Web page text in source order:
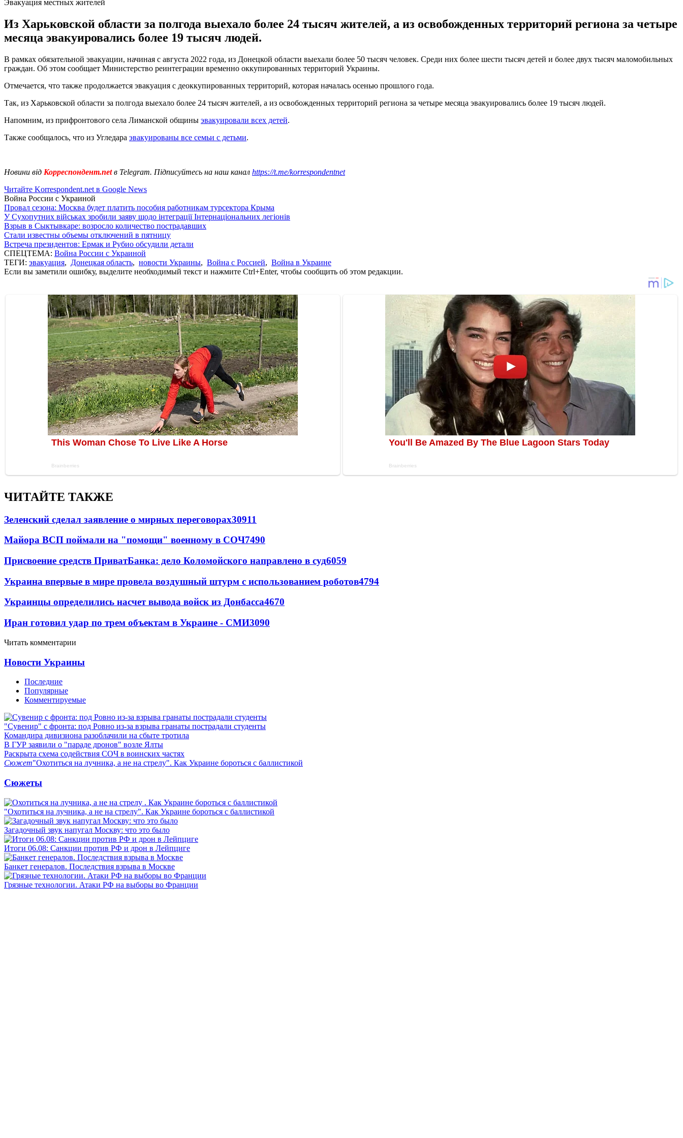
Эвакуация местных жителей
Из Харьковской области за полгода выехало более 24 тысяч жителей, а из освобожденных территорий региона за четыре
месяца эвакуировались более 19 тысяч людей.
В рамках обязательной эвакуации, начиная с августа 2022 года, из Донецкой области выехали более 50 тысяч человек. Среди них более шести тысяч детей и более двух тысяч маломобильных
граждан. Об этом сообщает Министерство реинтеграции временно оккупированных территорий Украины.
Отмечается, что также продолжается эвакуация с деоккупированных территорий, которая началась осенью прошлого года.
Так, из Харьковской области за полгода выехало более 24 тысяч жителей, а из освобожденных территорий региона за четыре месяца эвакуировались более 19 тысяч людей.
Напомним, из прифронтового села Лиманской общины эвакуировали всех детей.
Также сообщалось, что из Угледара эвакуированы все семьи с детьми.
Новини від Корреспондент.netв Telegram. Підписуйтесь на наш канал https://t.me/korrespondentnet
Читайте Korrespondent.net в Google News
Война России с Украиной
Провал сезона: Москва будет платить пособия работникам турсектора Крыма
У Сухопутних військах зробили заяву щодо інтеграції Інтернаціональних легіонів
Взрыв в Сыктывкаре: возросло количество пострадавших
Стали известны объемы отключений в пятницу
Встреча президентов: Ермак и Рубио обсудили детали
СПЕЦТЕМА: Война России с Украиной
ТЕГИ: эвакуация, Донецкая область, новости Украины, Война с Россией, Война в Украине
Если вы заметили ошибку, выделите необходимый текст и нажмите Ctrl+Enter, чтобы сообщить об этом редакции.
ЧИТАЙТЕ ТАКЖЕ
Зеленский сделал заявление о мирных переговорах30911
Майора ВСП поймали на "помощи" военному в СОЧ7490
Присвоение средств ПриватБанка: дело Коломойского направлено в суд6059
Украина впервые в мире провела воздушный штурм с использованием роботов4794
Украинцы определились насчет вывода войск из Донбасса4670
Иран готовил удар по трем объектам в Украине - СМИ3090
Читать комментарии
Новости Украины
Последние
Популярные
Комментируемые
"Сувенир" с фронта: под Ровно из-за взрыва гранаты пострадали студенты
Командира дивизиона разоблачили на сбыте тротила
В ГУР заявили о "параде дронов" возле Ялты
Раскрыта схема содействия СОЧ в воинских частях
Сюжет"Охотиться на лучника, а не на стрелу". Как Украине бороться с баллистикой
Сюжеты
"Охотиться на лучника, а не на стрелу". Как Украине бороться с баллистикой
Загадочный звук напугал Москву: что это было
Итоги 06.08: Санкции против РФ и дрон в Лейпциге
Банкет генералов. Последствия взрыва в Москве
Грязные технологии. Атаки РФ на выборы во Франции